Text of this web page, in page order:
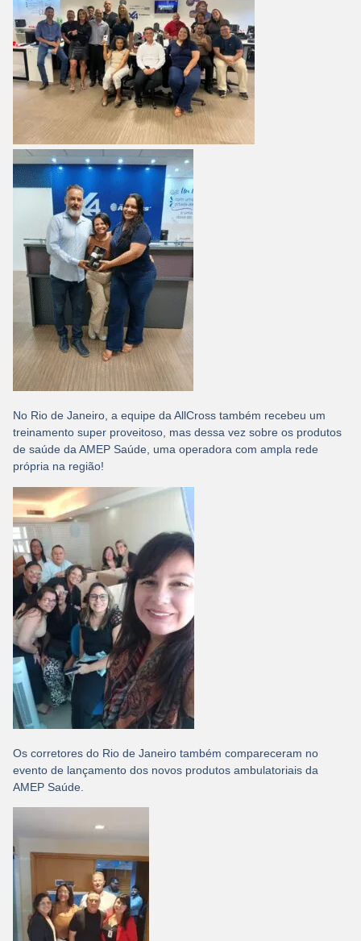
No Rio de Janeiro, a equipe da AllCross também recebeu um
treinamento super proveitoso, mas dessa vez sobre os produtos
de saúde da AMEP Saúde, uma operadora com ampla rede
própria na região!
Os corretores do Rio de Janeiro também compareceram no
evento de lançamento dos novos produtos ambulatoriais da
AMEP Saúde.